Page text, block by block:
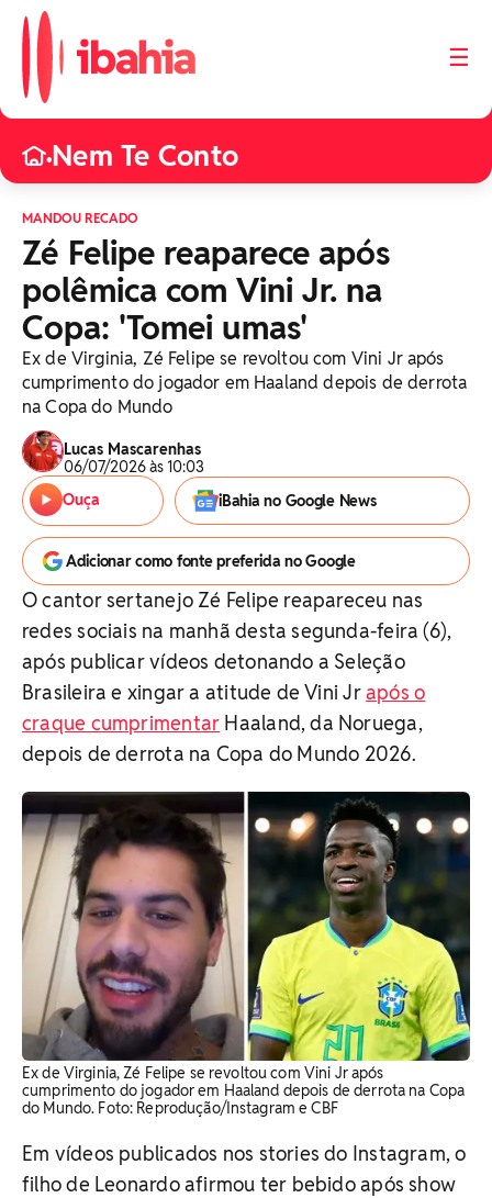
☰
•Nem Te Conto
MANDOU RECADO
Zé Felipe reaparece após
polêmica com Vini Jr. na
Copa: 'Tomei umas'
Ex de Virginia, Zé Felipe se revoltou com Vini Jr após
cumprimento do jogador em Haaland depois de derrota
na Copa do Mundo
Lucas Mascarenhas
06/07/2026 às 10:03
Ouça
iBahia no Google News
Adicionar como fonte preferida no Google
O cantor sertanejo Zé Felipe reapareceu nas
redes sociais na manhã desta segunda-feira (6),
após publicar vídeos detonando a Seleção
Brasileira e xingar a atitude de Vini Jrapós o
craque cumprimentar Haaland, da Noruega,
depois de derrota na Copa do Mundo 2026.
Ex de Virginia, Zé Felipe se revoltou com Vini Jr após
cumprimento do jogador em Haaland depois de derrota na Copa
do Mundo. Foto: Reprodução/Instagram e CBF
Em vídeos publicados nos stories do Instagram, o
filho de Leonardo afirmou ter bebido após show